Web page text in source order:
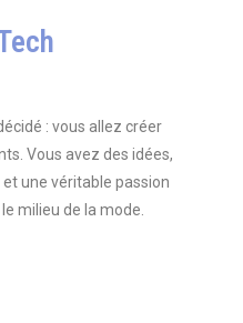
: vous allez créer
Vous avez des idées,
une véritable passion
milieu de la mode.